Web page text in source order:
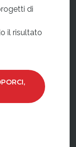
di
il risultato